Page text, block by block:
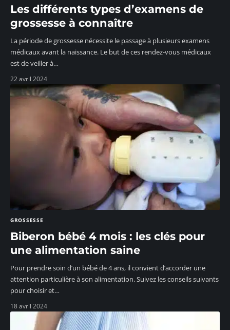
Les différents types d’examens de
grossesse à connaître
La période de grossesse nécessite le passage à plusieurs examens
médicaux avant la naissance. Le but de ces rendez-vous médicaux
est de veiller à…
22 avril 2024
GROSSESSE
Biberon bébé 4 mois : les clés pour
une alimentation saine
Pour prendre soin d’un bébé de 4 ans, il convient d’accorder une
attention particulière à son alimentation. Suivez les conseils suivants
pour choisir et…
18 avril 2024